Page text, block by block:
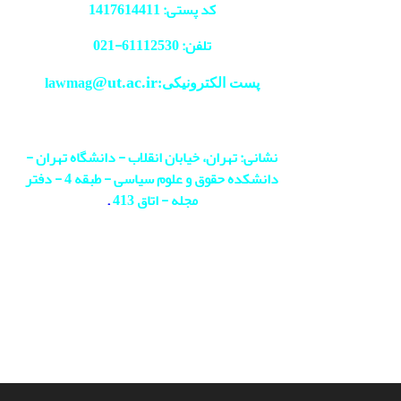
کد پستی: 1417614411
تلفن: 61112530-
021
پست الکترونیکی:lawmag@ut.ac.ir
نشانی: تهران، خیابان انقلاب - دانشگاه تهران -
دانشکده حقوق و علوم سیاسی - طبقه 4 - دفتر
مجله - اتاق 413
.